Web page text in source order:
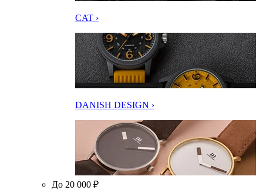
CAT ›
DANISH DESIGN ›
До 20 000 ₽